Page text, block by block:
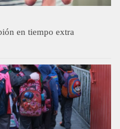
en tiempo extra